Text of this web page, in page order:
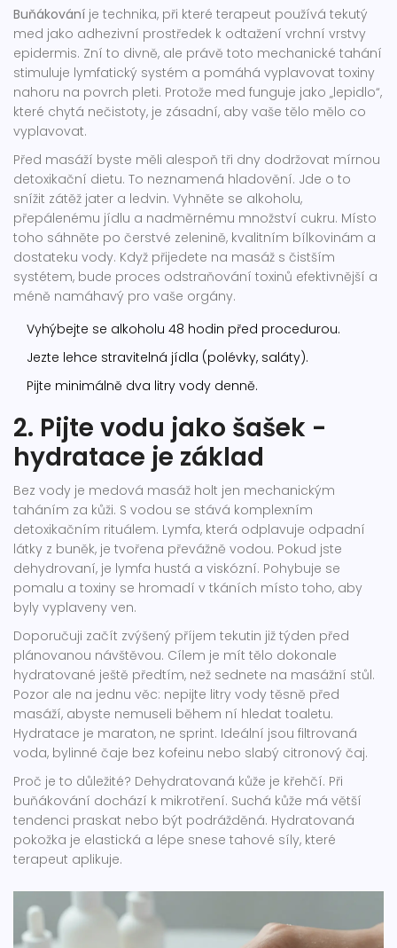
Buňákování je technika, při které terapeut používá tekutý
med jako adhezivní prostředek k odtažení vrchní vrstvy
epidermis. Zní to divně, ale právě toto mechanické tahání
stimuluje lymfatický systém a pomáhá vyplavovat toxiny
nahoru na povrch pleti. Protože med funguje jako „lepidlo“,
které chytá nečistoty, je zásadní, aby vaše tělo mělo co
vyplavovat.
Před masáží byste měli alespoň tři dny dodržovat mírnou
detoxikační dietu. To neznamená hladovění. Jde o to
snížit zátěž jater a ledvin. Vyhněte se alkoholu,
přepálenému jídlu a nadměrnému množství cukru. Místo
toho sáhněte po čerstvé zelenině, kvalitním bílkovinám a
dostateku vody. Když přijedete na masáž s čistším
systétem, bude proces odstraňování toxinů efektivnější a
méně namáhavý pro vaše orgány.
Vyhýbejte se alkoholu 48 hodin před procedurou.
Jezte lehce stravitelná jídla (polévky, saláty).
Pijte minimálně dva litry vody denně.
2. Pijte vodu jako šašek -
hydratace je základ
Bez vody je medová masáž holt jen mechanickým
taháním za kůži. S vodou se stává komplexním
detoxikačním rituálem. Lymfa, která odplavuje odpadní
látky z buněk, je tvořena převážně vodou. Pokud jste
dehydrovaní, je lymfa hustá a viskózní. Pohybuje se
pomalu a toxiny se hromadí v tkáních místo toho, aby
byly vyplaveny ven.
Doporučuji začít zvýšený příjem tekutin již týden před
plánovanou návštěvou. Cílem je mít tělo dokonale
hydratované ještě předtím, než sednete na masážní stůl.
Pozor ale na jednu věc: nepijte litry vody těsně před
masáží, abyste nemuseli během ní hledat toaletu.
Hydratace je maraton, ne sprint. Ideální jsou filtrovaná
voda, bylinné čaje bez kofeinu nebo slabý citronový čaj.
Proč je to důležité? Dehydratovaná kůže je křehčí. Při
buňákování dochází k mikrotření. Suchá kůže má větší
tendenci praskat nebo být podrážděná. Hydratovaná
pokožka je elastická a lépe snese tahové síly, které
terapeut aplikuje.